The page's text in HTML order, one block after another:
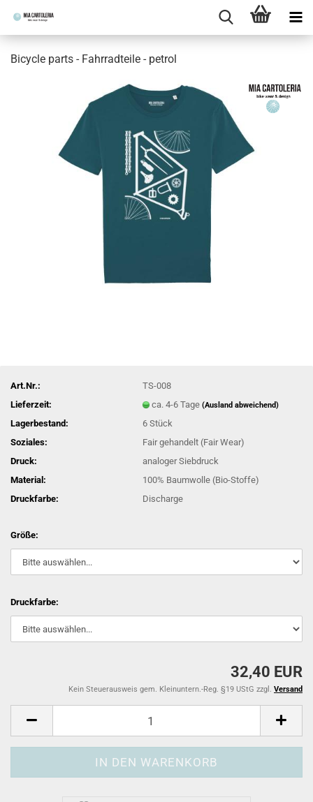
Bicycle parts - Fahrradteile - petrol
Art.Nr.:
TS-008
Lieferzeit:
ca. 4-6 Tage(Ausland abweichend)
Lagerbestand: 6Stück
Soziales:
Fair gehandelt (Fair Wear)
Druck:
analoger Siebdruck
Material:
100% Baumwolle (Bio-Stoffe)
Druckfarbe:
Discharge
Größe:
Druckfarbe:
32,40 EUR
Kein Steuerausweis gem. Kleinuntern.-Reg. §19 UStG zzgl. Versand